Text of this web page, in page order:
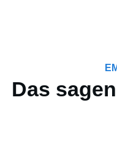
Das